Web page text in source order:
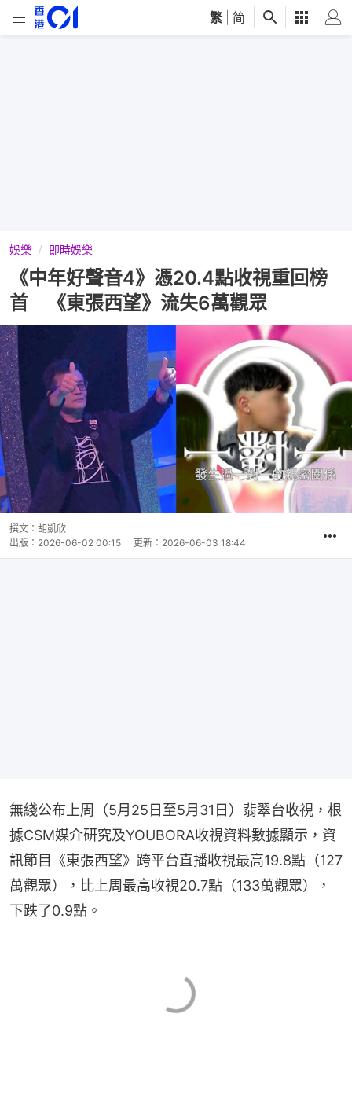
繁 简
娛樂 即時娛樂
《中年好聲音4》憑20.4點收視重回榜
首 《東張西望》流失6萬觀眾
撰文： 胡凱欣
出版： 2026-06-02 00:15 更新： 2026-06-03 18:44
無綫公布上周（5月25日至5月31日）翡翠台收視，根
據CSM媒介研究及YOUBORA收視資料數據顯示，資
訊節目《東張西望》跨平台直播收視最高19.8點（127
萬觀眾），比上周最高收視20.7點（133萬觀眾），
下跌了0.9點。